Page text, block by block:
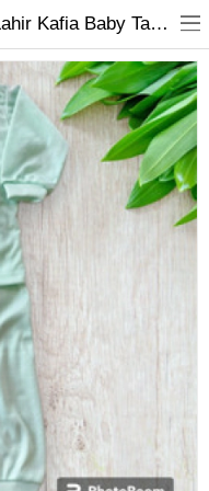
Aulia Setelan Baju Bayi Baru Lahir Kafia Baby Tangan Panjang Dan Celana Panjang Bahan Tc Double Polos